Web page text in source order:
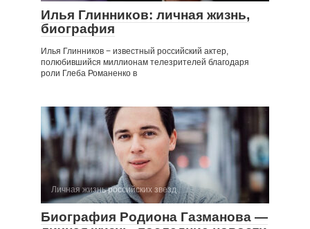
Илья Глинников: личная жизнь,
биография
Илья Глинников − известный российский актер,
полюбившийся миллионам телезрителей благодаря
роли Глеба Романенко в
Личная жизнь российских звезд
Биография Родиона Газманова —